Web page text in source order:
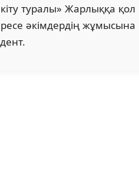
туралы» Жарлыққа қол
әкімдердің жұмысына